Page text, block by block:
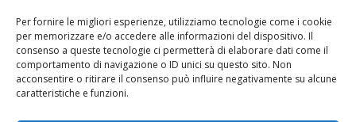
Per fornire le migliori esperienze, utilizziamo tecnologie come i cookie
per memorizzare e/o accedere alle informazioni del dispositivo. Il
consenso a queste tecnologie ci permetterà di elaborare dati come il
comportamento di navigazione o ID unici su questo sito. Non
acconsentire o ritirare il consenso può influire negativamente su alcune
caratteristiche e funzioni.
Casale Monferrato info@zeropensieri-cloud